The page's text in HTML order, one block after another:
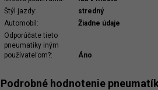
Štýl jazdy:
stredný
Automobil:
Žiadne údaje
Odporúčate tieto
pneumatiky iným
používateľom?:
Áno
Podrobné hodnotenie pneumatík